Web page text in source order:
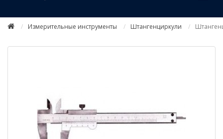
Измерительные инструменты Штангенциркули